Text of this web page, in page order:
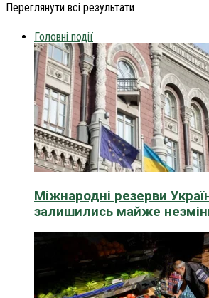
Переглянути всі результати
Головні події
Міжнародні резерви
залишились майже